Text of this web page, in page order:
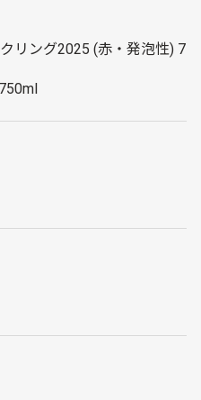
リング2025 (赤・発泡性) 7